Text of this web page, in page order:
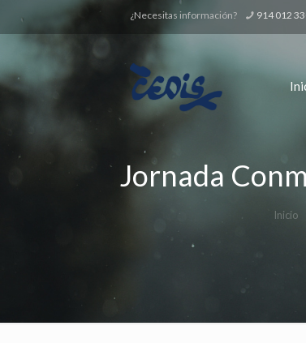
¿Necesitas información? 914 012
Jornada
Inicio